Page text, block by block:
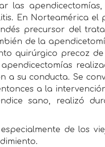
las
En Norteamérica el
precursor del
de la
quirúrgico precoz
a su conducta. Se
a la
sano, realizó
de los